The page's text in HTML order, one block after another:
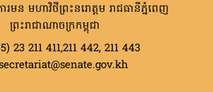
ារមន មហាវិថីព្រះនរោត្តម រាជធានីភ្នំពេញ
ព្រះរាជាណាចក្រកម្ពុជា
23 211 411,211 442, 211 443